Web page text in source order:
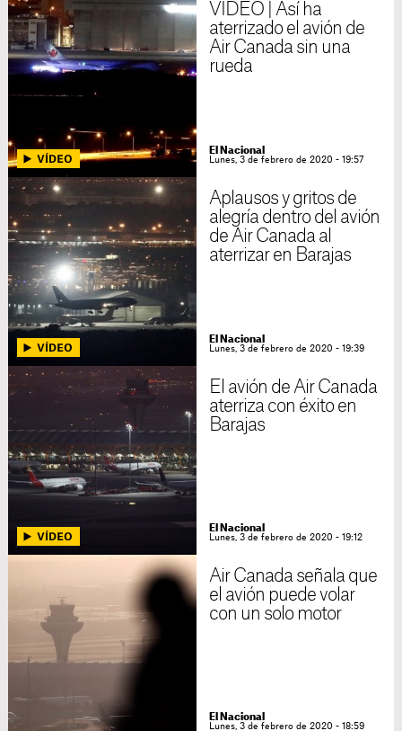
VÍDEO | Así ha
aterrizado el avión de
Air Canada sin una
rueda
El Nacional
Lunes, 3 de febrero de 2020 - 19:57
Aplausos y gritos de
alegría dentro del avión
de Air Canada al
aterrizar en Barajas
El Nacional
Lunes, 3 de febrero de 2020 - 19:39
El avión de Air Canada
aterriza con éxito en
Barajas
El Nacional
Lunes, 3 de febrero de 2020 - 19:12
Air Canada señala que
el avión puede volar
con un solo motor
El Nacional
Lunes, 3 de febrero de 2020 - 18:59